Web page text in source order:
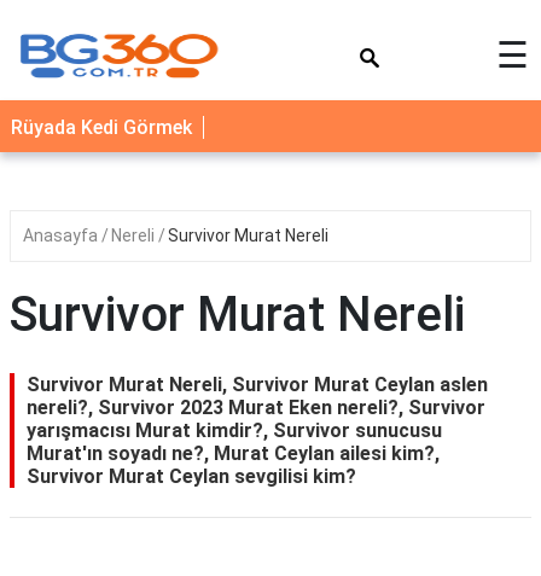
YEMEK
TARİFLERİ
SAĞLIK
☰
Rüyada Kedi Görmek
Anasayfa Nereli Survivor Murat Nereli
Survivor Murat Nereli
Survivor Murat Nereli, Survivor Murat Ceylan aslen
nereli?, Survivor 2023 Murat Eken nereli?, Survivor
yarışmacısı Murat kimdir?, Survivor sunucusu
Murat'ın soyadı ne?, Murat Ceylan ailesi kim?,
Survivor Murat Ceylan sevgilisi kim?